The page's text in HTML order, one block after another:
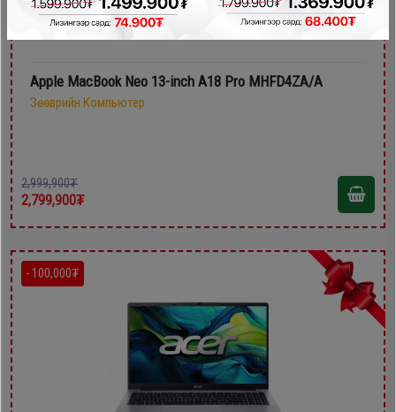
Apple MacBook Neo 13-inch A18 Pro MHFD4ZA/A
Зөөврийн Компьютер
2,999,900₮
2,799,900₮
- 100,000₮